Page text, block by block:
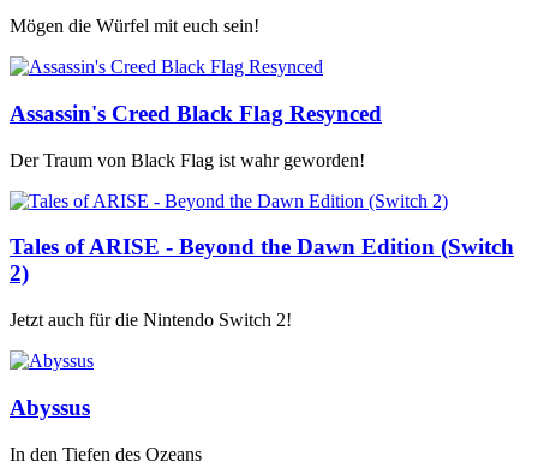
Mögen die Würfel mit euch sein!
Assassin's Creed Black Flag Resynced
Der Traum von Black Flag ist wahr geworden!
Tales of ARISE - Beyond the Dawn Edition (Switch
2)
Jetzt auch für die Nintendo Switch 2!
Abyssus
In den Tiefen des Ozeans